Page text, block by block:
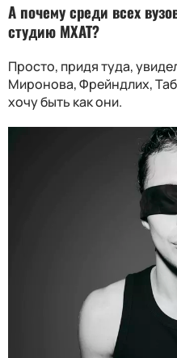
А почему среди всех
студию МХАТ?
Просто, придя туда,
Миронова, Фрейндлих,
хочу быть как они.